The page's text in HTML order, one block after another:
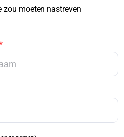
zou moeten nastreven
*